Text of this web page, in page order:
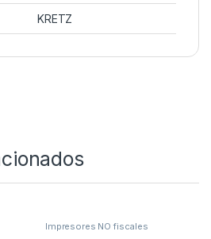
KRETZ
Impresores NO fiscales